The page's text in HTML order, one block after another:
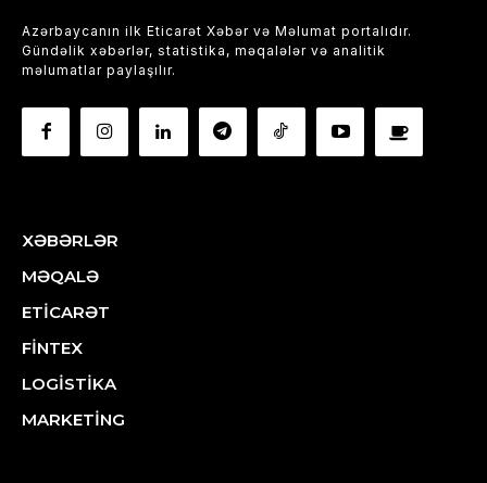
Azərbaycanın ilk Eticarət Xəbər və Məlumat portalıdır.
Gündəlik xəbərlər, statistika, məqalələr və analitik
məlumatlar paylaşılır.
XƏBƏRLƏR
MƏQALƏ
ETİCARƏT
FİNTEX
LOGİSTİKA
MARKETİNG